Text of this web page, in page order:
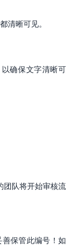
清晰可见。
确保文字清晰可
团队将开始审核流
保管此编号！如